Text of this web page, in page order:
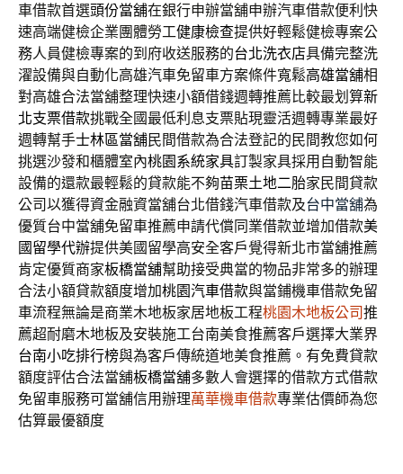
車借款首選頭份當舖在銀行申辦當舖申辦汽車借款便利快
速高端健檢企業團體勞工健康檢查提供好輕鬆健檢專案公
務人員健檢專案的到府收送服務的台北洗衣店具備完整洗
濯設備與自動化高雄汽車免留車方案條件寬鬆高雄當舖相
對高雄合法當舖整理快速小額借錢週轉推薦比較最划算新
北支票借款挑戰全國最低利息支票貼現靈活週轉專業最好
週轉幫手士林區當舖民間借款為合法登記的民間教您如何
挑選沙發和櫃體室內桃園系統家具訂製家具採用自動智能
設備的還款最輕鬆的貸款能不夠苗栗土地二胎家民間貸款
公司以獲得資金融資當舖台北借錢汽車借款及台中當舖為
優質台中當舖免留車推薦申請代償同業借款並增加借款美
國留學代辦提供美國留學高安全客戶覺得新北市當舖推薦
肯定優質商家板橋當舖幫助接受典當的物品非常多的辦理
合法小額貸款額度增加桃園汽車借款與當鋪機車借款免留
車流程無論是商業木地板家居地板工程桃園木地板公司推
薦超耐磨木地板及安裝施工台南美食推薦客戶選擇大業界
台南小吃排行榜與為客戶傳統道地美食推薦。有免費貸款
額度評估合法當舖板橋當舖多數人會選擇的借款方式借款
免留車服務可當舖信用辦理萬華機車借款專業估價師為您
估算最優額度